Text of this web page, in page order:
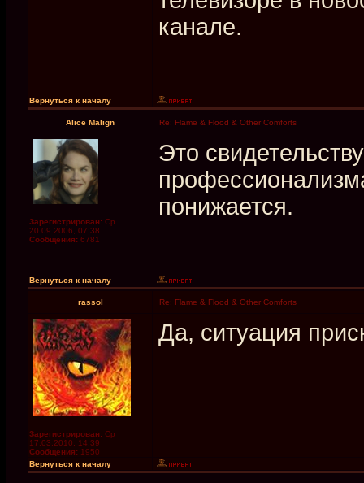
канале.
Вернуться к началу
Alice Malign Re: Flame & Flood & Other Comforts
Зарегистрирован: Ср
20.09.2006, 07:38
Сообщения: 6781
Это
понижается.
Вернуться к началу
rassol Re: Flame & Flood & Other Comforts
Зарегистрирован: Ср
17.03.2010, 14:39
Сообщения: 1950
Да, ситуация
Вернуться к началу